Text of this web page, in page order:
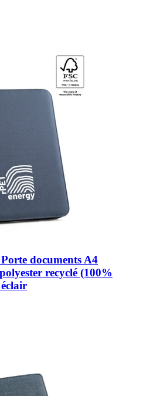
documents A4
recyclé (100%